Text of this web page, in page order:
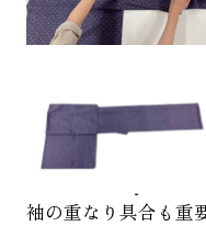
結び桜
絲藝庵
着方レッスン
袖の重なり具合も重